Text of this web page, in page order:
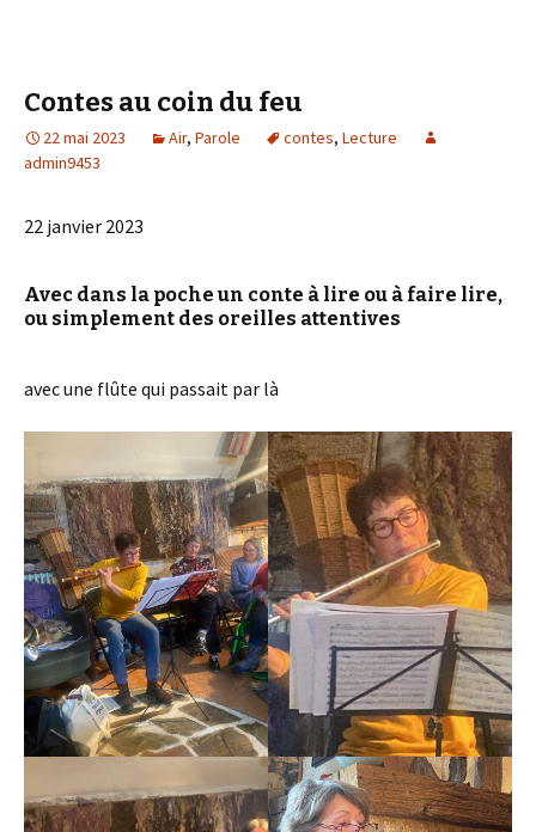
Contes au coin du feu
22 mai 2023 Air, Parole contes, Lecture
admin9453
22 janvier 2023
Avec dans la poche un conte à lire ou à faire lire,
ou simplement des oreilles attentives
avec une flûte qui passait par là